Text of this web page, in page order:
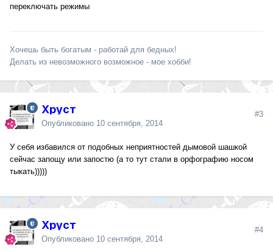
переключать режимы
Хочешь быть богатым - работай для бедных!
Делать из невозможного возможное - мое хобби!
Хруст
Опубликовано 10 сентября, 2014
#3
У себя избавился от подобных неприятностей дымовой шашкой
сейчас запощу или запостю (а то тут стали в орфографию носом
тыкать)))))
Хруст
Опубликовано 10 сентября, 2014
#4